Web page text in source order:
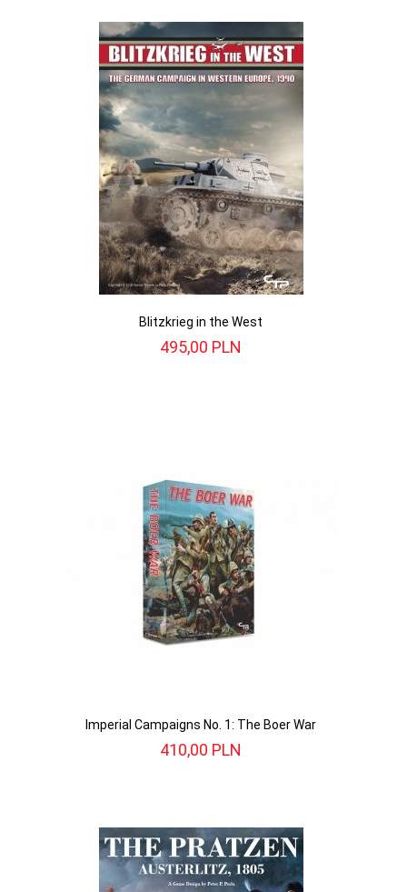
Blitzkrieg in the West
495,00 PLN
Imperial Campaigns No. 1: The Boer War
410,00 PLN